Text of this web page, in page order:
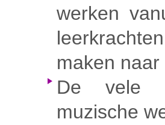
werken
maken
De vele
muzische